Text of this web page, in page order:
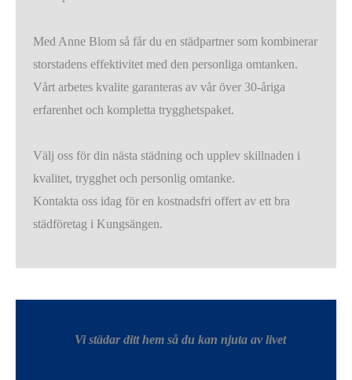
Med Anne Blom så får du en städpartner som kombinerar
storstadens effektivitet med den personliga omtanken.
Vårt arbetes kvalite garanteras av vår över 30-åriga
erfarenhet och kompletta trygghetspaket.
Välj oss för din nästa städning och upplev skillnaden i
kvalitet, trygghet och personlig omtanke.
Kontakta oss idag för en kostnadsfri offert av ett bra
städföretag i Kungsängen.
Vi städar ditt hem så du kan njuta av livet